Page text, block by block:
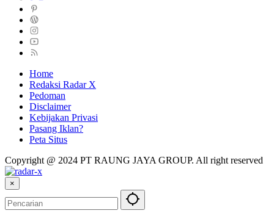
Home
Redaksi Radar X
Pedoman
Disclaimer
Kebijakan Privasi
Pasang Iklan?
Peta Situs
Copyright @ 2024 PT RAUNG JAYA GROUP. All right reserved
×